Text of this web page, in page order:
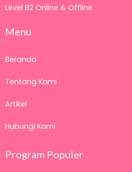
Level B2 Online & Offline
Menu
Beranda
Tentang Kami
Artikel
Hubungi Kami
Program Populer